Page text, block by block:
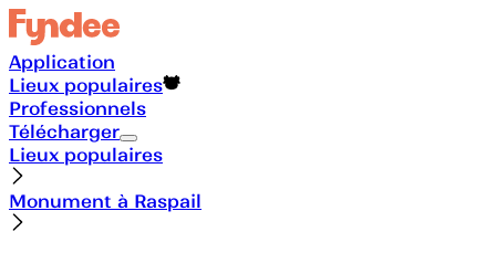
Application
Lieux populaires
Professionnels
Télécharger
Lieux populaires
Monument à Raspail